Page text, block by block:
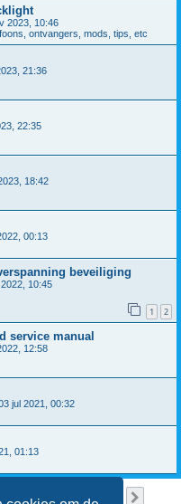
2023, 10:46
ontvangers, mods, tips, etc
21:36
22:35
18:42
00:13
beveiliging
10:45
1 2
service manual
12:58
jul 2021, 00:32
01:13
van
2 3 4 5 …